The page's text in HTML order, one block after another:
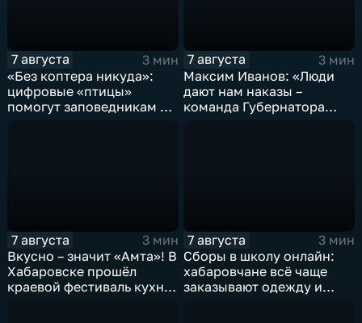
7 августа
3 мин
«Без коптера никуда»:
цифровые «птицы»
помогут заповедникам в
7 августа
3 мин
Максим Иванов: «Люди
дают нам наказы –
команда Губернатора
7 августа
3 мин
Вкусно – значит «Амта»! В
Хабаровске прошёл
краевой фестиваль кухни
7 августа
3 мин
Сборы в школу онлайн:
хабаровчане всё чаще
заказывают одежду и